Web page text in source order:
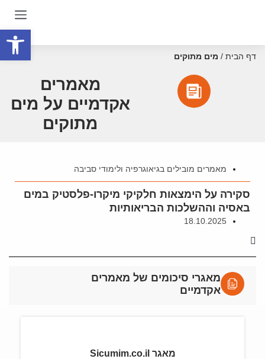
דף הבית / מים מתוקים
מאמרים
אקדמיים על מים
מתוקים
מאמרים מובילים בגיאוגרפיה ולימודי סביבה
סקירה על הימצאות חלקיקי מיקרו-פלסטיק במים
באסיה וההשלכות הבריאותיות
18.10.2025
מאגרי סיכומים של מאמרים
אקדמיים
מאגר Sicumim.co.il
פתח